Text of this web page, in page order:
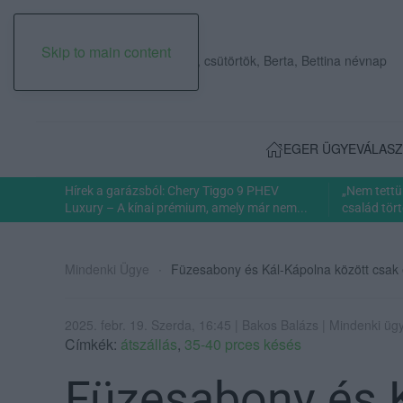
Skip to main content
2026. augusztus 06., csütörtök, Berta, Bettina névnap
EGER ÜGYE
Hírek a garázsból: Chery Tiggo 9 PHEV
Luxury – A kínai prémium, amely már nem...
„Nem
család
Mindenki Ügye Füzesabony és Kál-Kápolna között
2025. febr. 19. Szerda, 16:45 | Bakos Balázs | Mindenki
Címkék: átszállás, 35-40 prces késés